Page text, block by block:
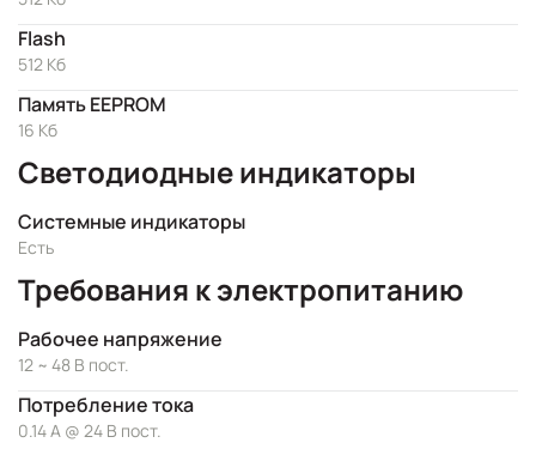
Flash
512 Кб
Память EEPROM
16 Кб
Светодиодные индикаторы
Системные индикаторы
Есть
Требования к электропитанию
Рабочее напряжение
12 ~ 48 В пост.
Потребление тока
0.14 А @ 24 В пост.